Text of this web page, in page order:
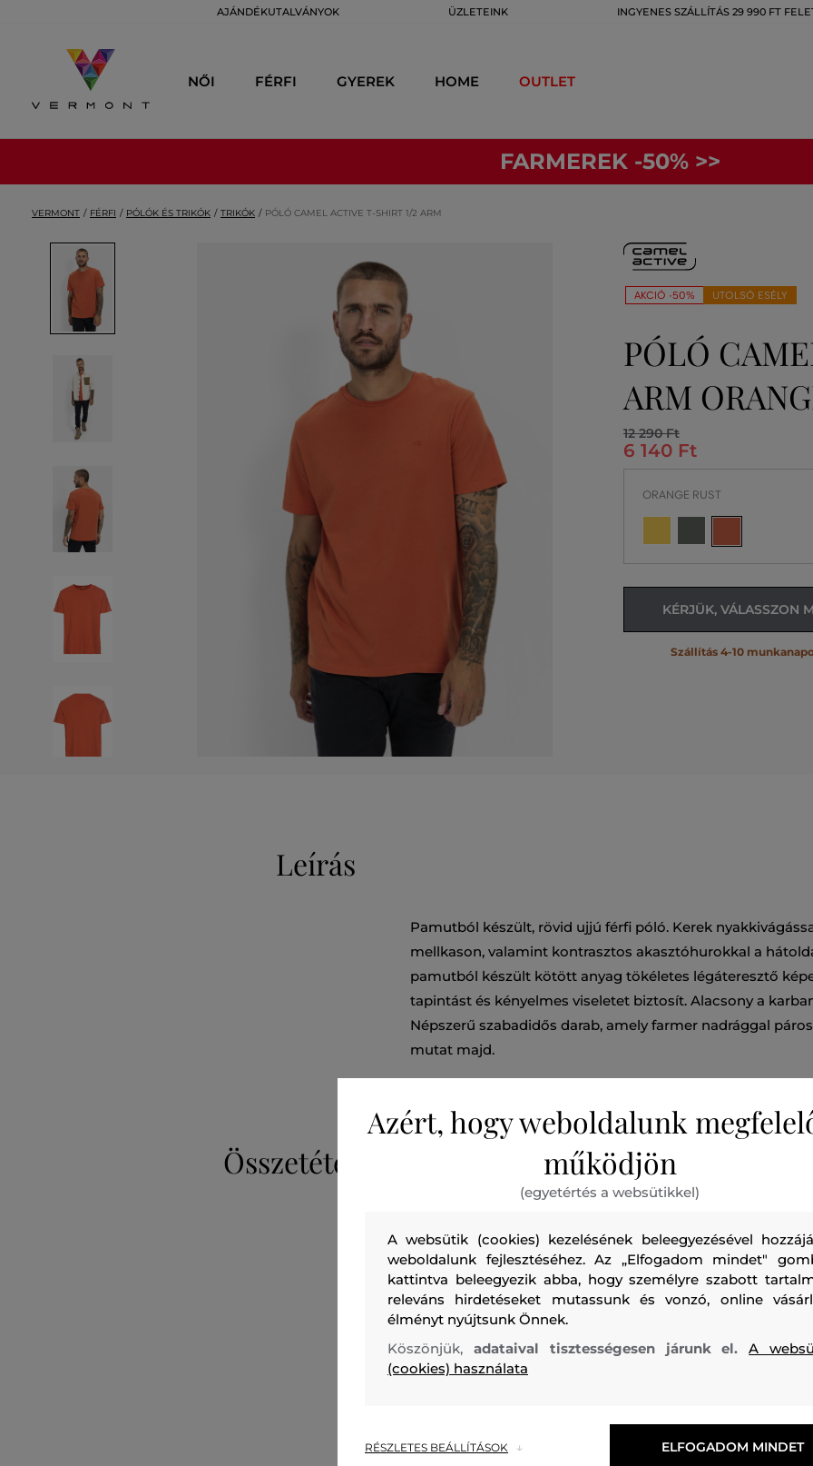
AJÁNDÉKUTALVÁNYOK ÜZLETEINK INGYENES SZÁLLÍTÁS 29 990 FT
NŐI FÉRFI GYEREK HOME OUTLET
FARMEREK -50% >>
VERMONT FÉRFI PÓLÓK ÉS TRIKÓK TRIKÓK PÓLÓ CAMEL ACTIVE T-SHIRT 1/2 ARM
AKCIÓ -50% UTOLSÓ ESÉLY
PÓLÓ
ARM
12 290 Ft
6 140 Ft
ORANGE RUST
KÉRJÜK, VÁLASSZON
Szállítás 4-10
Leírás
Pamutból készült, rövid ujjú férfi póló. Kerek
mellkason, valamint kontrasztos akasztóhurokkal a
pamutból készült kötött anyag tökéletes légáteresztő
tapintást és kényelmes viseletet biztosít. Alacsony a
Népszerű szabadidős darab, amely farmer nadrággal
mutat majd.
Összetétel
felső anyag
PAMUT
100 %
Azért, hogy weboldalunk
működjön
(egyetértés a websütikkel)
A websütik (cookies) kezelésének beleegyezésével
weboldalunk fejlesztéséhez. Az „Elfogadom mindet"
kattintva beleegyezik abba, hogy személyre szabott
releváns hirdetéseket mutassunk és vonzó, online
élményt nyújtsunk Önnek.
Köszönjük, adataival tisztességesen járunk el.A
(cookies) használata
RÉSZLETES BEÁLLÍTÁSOK ELFOGADOM MINDET